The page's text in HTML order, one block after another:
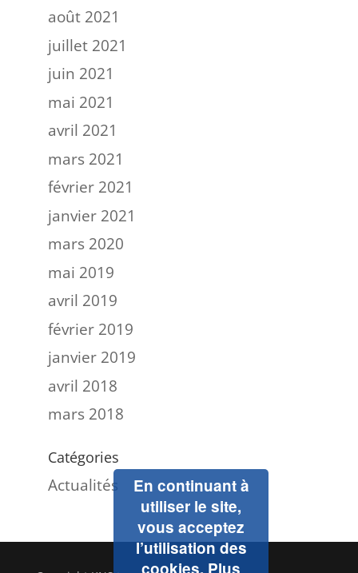
août 2021
juillet 2021
juin 2021
mai 2021
avril 2021
mars 2021
février 2021
janvier 2021
mars 2020
mai 2019
avril 2019
février 2019
janvier 2019
avril 2018
mars 2018
Catégories
Actualités
En continuant à
utiliser le site,
vous acceptez
l’utilisation des
cookies. Plus